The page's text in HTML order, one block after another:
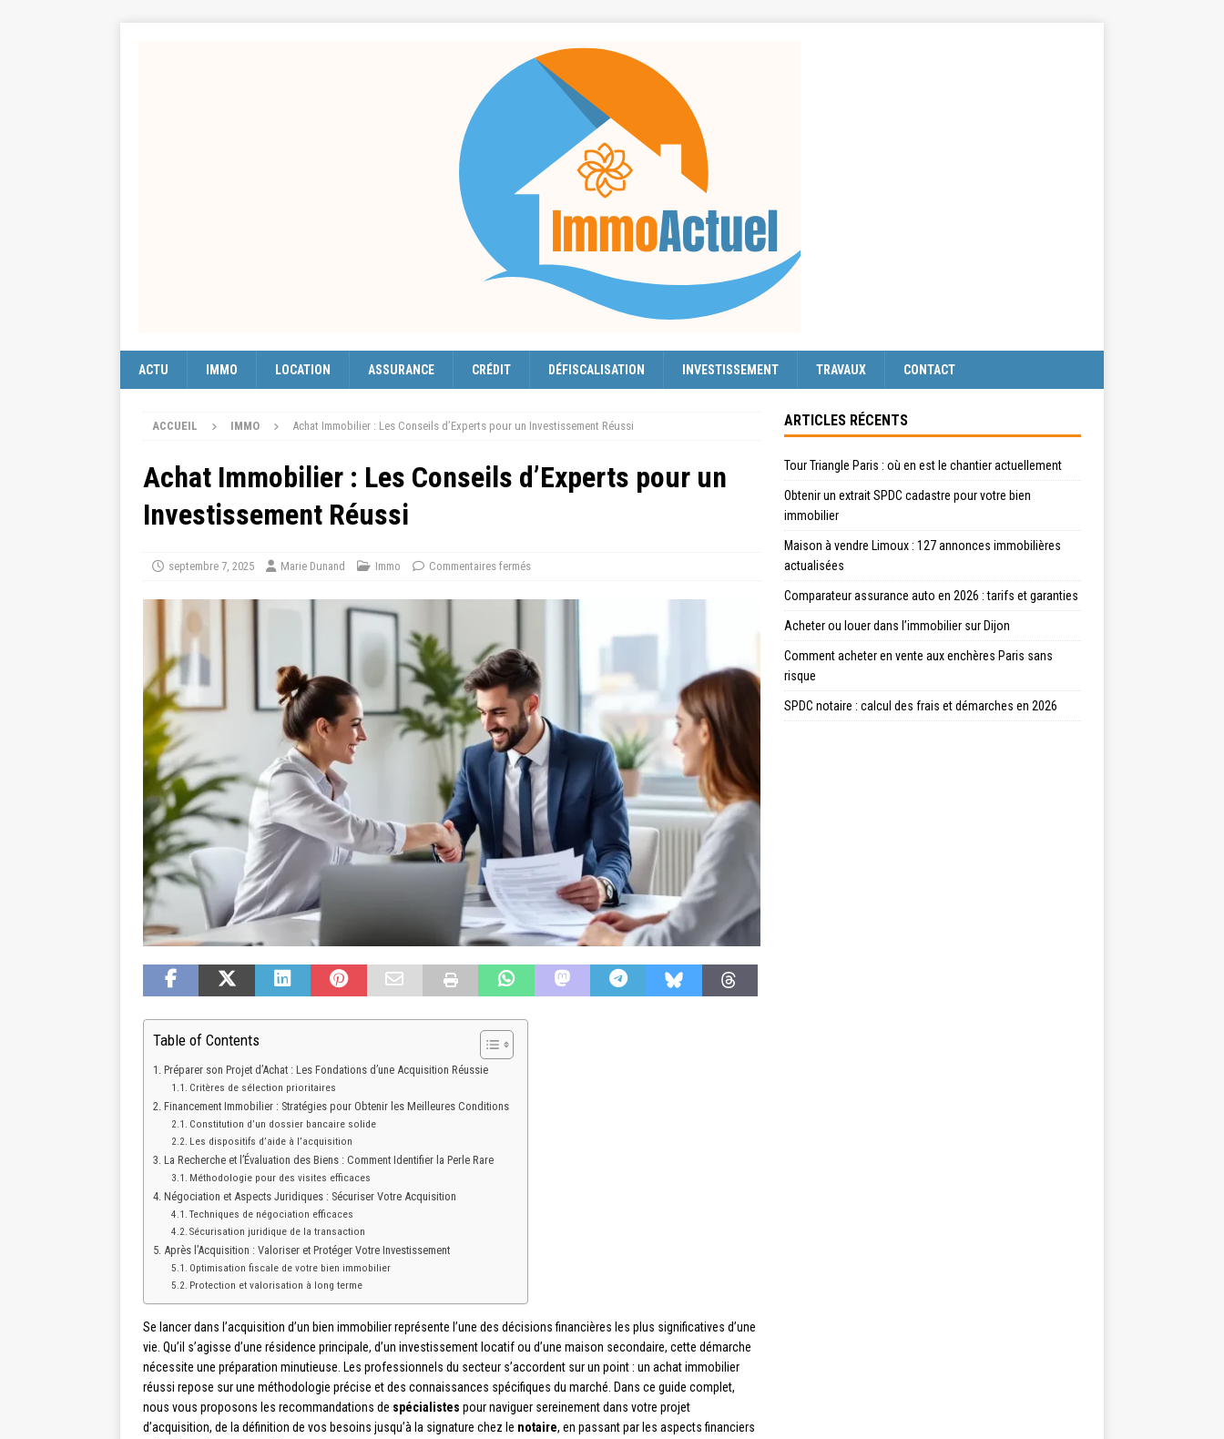
ACTU IMMO LOCATION ASSURANCE CRÉDIT DÉFISCALISATION INVESTISSEMENT TRAVAUX CONTACT
ACCUEIL IMMO Achat Immobilier : Les Conseils d’Experts pour un Investissement Réussi
Achat Immobilier : Les Conseils d’Experts pour un
Investissement Réussi
septembre 7, 2025 Marie Dunand Immo Commentaires fermés
Table of Contents
Préparer son Projet d’Achat : Les Fondations d’une Acquisition Réussie
Critères de sélection prioritaires
Financement Immobilier : Stratégies pour Obtenir les Meilleures Conditions
Constitution d’un dossier bancaire solide
Les dispositifs d’aide à l’acquisition
La Recherche et l’Évaluation des Biens : Comment Identifier la Perle Rare
Méthodologie pour des visites efficaces
Négociation et Aspects Juridiques : Sécuriser Votre Acquisition
Techniques de négociation efficaces
Sécurisation juridique de la transaction
Après l’Acquisition : Valoriser et Protéger Votre Investissement
Optimisation fiscale de votre bien immobilier
Protection et valorisation à long terme
Se lancer dans l’acquisition d’un bien immobilier représente l’une des décisions financières les plus significatives d’une
vie. Qu’il s’agisse d’une résidence principale, d’un investissement locatif ou d’une maison secondaire, cette démarche
nécessite une préparation minutieuse. Les professionnels du secteur s’accordent sur un point : un achat immobilier
réussi repose sur une méthodologie précise et des connaissances spécifiques du marché. Dans ce guide complet,
nous vous proposons les recommandations de spécialistes pour naviguer sereinement dans votre projet
d’acquisition, de la définition de vos besoins jusqu’à la signature chez le notaire, en passant par les aspects financiers
ARTICLES RÉCENTS
Tour Triangle Paris : où en est le chantier actuellement
Obtenir un extrait SPDC cadastre pour votre bien
immobilier
Maison à vendre Limoux : 127 annonces immobilières
actualisées
Comparateur assurance auto en 2026 : tarifs et garanties
Acheter ou louer dans l’immobilier sur Dijon
Comment acheter en vente aux enchères Paris sans
risque
SPDC notaire : calcul des frais et démarches en 2026